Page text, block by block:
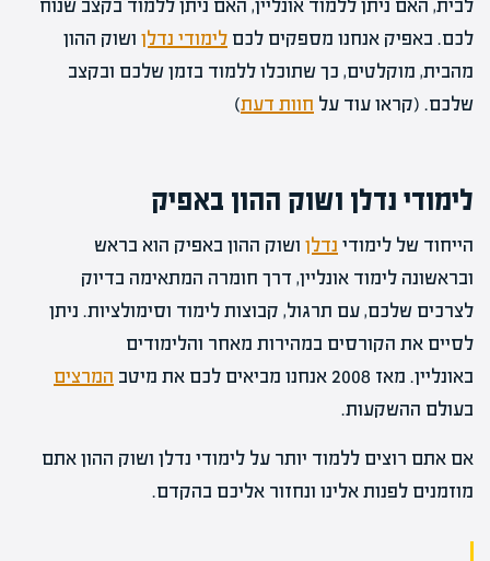
לבית, האם ניתן ללמוד אונליין, האם ניתן ללמוד בקצב שנוח
לכם. באפיק אנחנו מספקים לכם לימודי נדלן ושוק ההון
מהבית, מוקלטים, כך שתוכלו ללמוד בזמן שלכם ובקצב
שלכם. (קראו עוד על חוות דעת)
לימודי נדלן ושוק ההון באפיק
הייחוד של לימודי נדלן ושוק ההון באפיק הוא בראש
ובראשונה לימוד אונליין, דרך חומרה המתאימה בדיוק
לצרכים שלכם, עם תרגול, קבוצות לימוד וסימולציות. ניתן
לסיים את הקורסים במהירות מאחר והלימודים
באונליין. מאז 2008 אנחנו מביאים לכם את מיטב
המרצים
בעולם ההשקעות.
אם אתם רוצים ללמוד יותר על לימודי נדלן ושוק ההון אתם
מוזמנים לפנות אלינו ונחזור אליכם בהקדם.